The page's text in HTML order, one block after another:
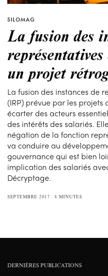
SILOMAG
La fusion des
un projet
La fusion des instances de
(IRP) prévue par les projets
écarter des acteurs
des intérêts des salariés.
négation de la fonction
va conduire au
gouvernance qui est bien
implication des salariés
Décryptage.
SEPTEMBRE 2017 8 MINUTES
DERNIÈRES PUBLICATIONS